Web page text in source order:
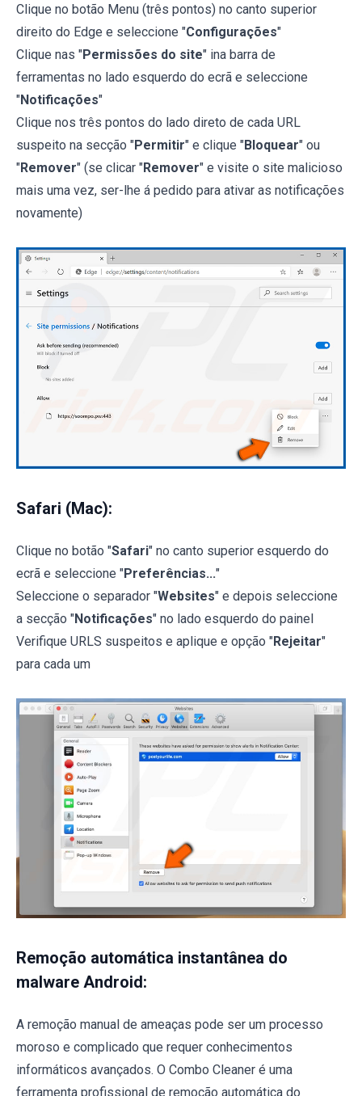
Clique no botão Menu (três pontos) no canto superior
direito do Edge e seleccione "Configurações"
Clique nas "Permissões do site" ina barra de
ferramentas no lado esquerdo do ecrã e seleccione
"Notificações"
Clique nos três pontos do lado direto de cada URL
suspeito na secção "Permitir" e clique "Bloquear" ou
"Remover" (se clicar "Remover" e visite o site malicioso
mais uma vez, ser-lhe á pedido para ativar as notificações
novamente)
Safari (Mac):
Clique no botão "Safari" no canto superior esquerdo do
ecrã e seleccione "Preferências..."
Seleccione o separador "Websites" e depois seleccione
a secção "Notificações" no lado esquerdo do painel
Verifique URLS suspeitos e aplique e opção "Rejeitar"
para cada um
Remoção automática instantânea do
malware Android:
A remoção manual de ameaças pode ser um processo
moroso e complicado que requer conhecimentos
informáticos avançados. O Combo Cleaner é uma
ferramenta profissional de remoção automática do